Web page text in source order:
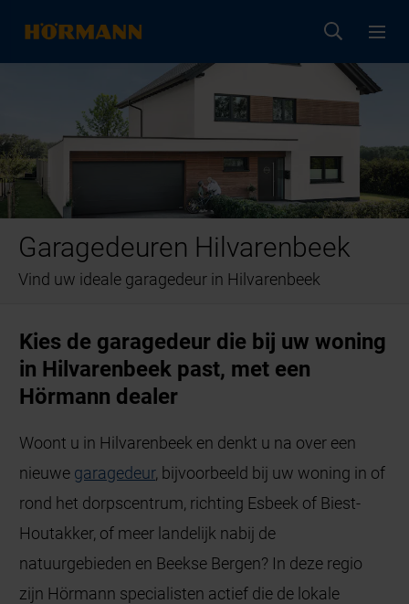
Garagedeuren Hilvarenbeek
Vind uw ideale garagedeur in Hilvarenbeek
Kies de garagedeur die bij uw woning
in Hilvarenbeek past, met een
Hörmann dealer
Woont u in Hilvarenbeek en denkt u na over een
nieuwe garagedeur, bijvoorbeeld bij uw woning in of
rond het dorpscentrum, richting Esbeek of Biest-
Houtakker, of meer landelijk nabij de
natuurgebieden en Beekse Bergen? In deze regio
zijn Hörmann specialisten actief die de lokale